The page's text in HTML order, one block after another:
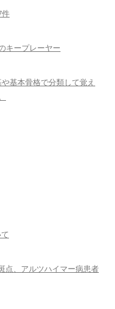
件
キープレーヤー
基本骨格で分類して覚え
点、アルツハイマー病患者